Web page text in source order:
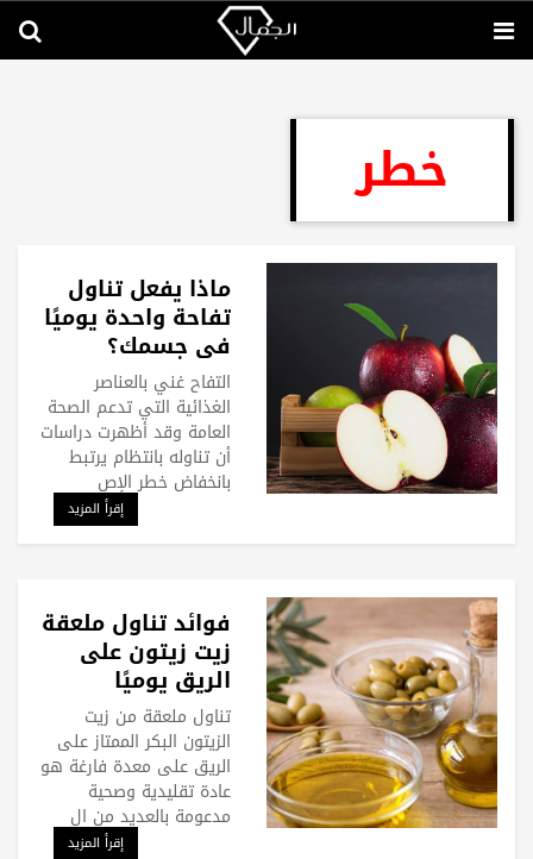
خطر
ماذا يفعل تناول
تفاحة واحدة يوميًا
في جسمك؟
التفاح غني بالعناصر
الغذائية التي تدعم الصحة
العامة وقد أظهرت دراسات
أن تناوله بانتظام يرتبط
بانخفاض خطر الإص
إقرأ المزيد
فوائد تناول ملعقة
زيت زيتون على
الريق يوميًا
تناول ملعقة من زيت
الزيتون البكر الممتاز على
الريق على معدة فارغة هو
عادة تقليدية وصحية
مدعومة بالعديد من ال
إقرأ المزيد